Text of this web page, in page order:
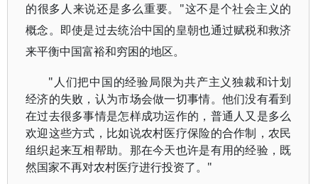
的很多人来说还是多么重要。"这不是个社会主义的
概念。即使是过去统治中国的皇朝也通过赋税和救济
来平衡中国富裕和穷困的地区。
"人们把中国的经验局限为共产主义独裁和计划
经济的失败，认为市场会做一切事情。他们没有看到
在过去很多事情是怎样成功运作的，普通人又是多么
欢迎这些方式，比如说农村医疗保险的合作制，农民
组织起来互相帮助。那在今天也许是有用的经验，既
然国家不再对农村医疗进行投资了。"